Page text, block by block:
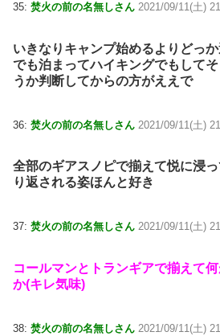
35: 焚火の前の名無しさん 2021/09/11(土)
いきなりキャンプ始めるよりどっ
でも泊まってハイキングでもして
うか判断してからの方がええで
36: 焚火の前の名無しさん 2021/09/11(土)
全部のギアスノピで揃えて悦に浸
り返される姿ほんと好き
37: 焚火の前の名無しさん 2021/09/11(土)
コールマンとトランギアで揃えて
か(キレ気味)
38: 焚火の前の名無しさん 2021/09/11(土)